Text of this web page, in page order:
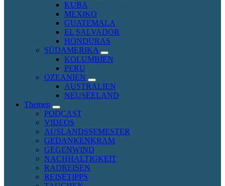
expand
KUBA
MEXIKO
GUATEMALA
EL SALVADOR
HONDURAS
SÜDAMERIKA
expand
child
KOLUMBIEN
PERU
OZEANIEN
expand
child
menu
AUSTRALIEN
NEUSEELAND
Themen
expand
child
menu
PODCAST
VIDEOS
AUSLANDSSEMESTER
GEDANKENKRAM
GEGENWIND
NACHHALTIGKEIT
RADREISEN
REISETIPPS